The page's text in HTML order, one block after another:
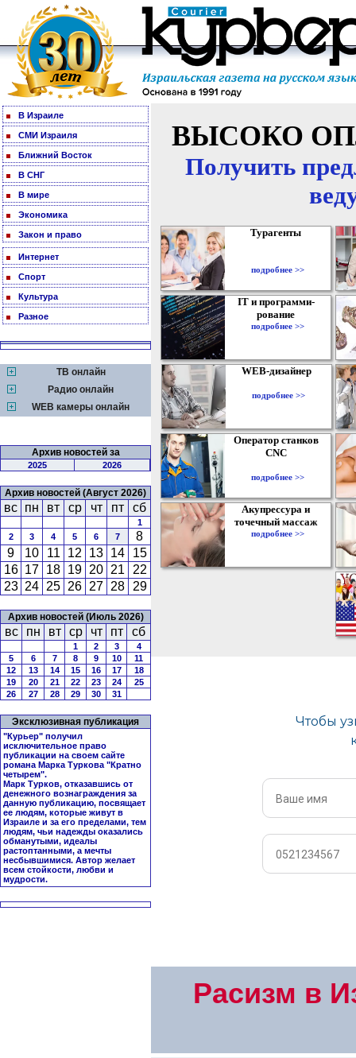
В Израиле
СМИ Израиля
Ближний Восток
В СНГ
В мире
Экономика
Закон и право
Интернет
Спорт
Культура
Разное
ТВ онлайн
Радио онлайн
WEB камеры онлайн
Архив новостей за
2025 2026
Архив новостей (Август 2026)
вс пн вт ср чт пт сб
1
2
3 4 5 6 7
8
9
10 11 12 13 14
15
16 17 18 19 20 21
22
23 24 25 26 27 28 29
Архив новостей (Июль 2026)
вс пн вт ср чт пт сб
1 2 3
4
5
6 7 8 9 10
11
12
13 14 15 16 17
18
19
20 21 22 23 24
25
26
27 28 29 30 31
Эксклюзивная публикация
"Курьер" получил
исключительное право
публикации на своем сайте
романа Марка Туркова "Кратно
четырем".
Марк Турков, отказавшись от
денежного вознаграждения за
данную публикацию, посвящает
ее людям, которые живут в
Израиле и за его пределами, тем
людям, чьи надежды оказались
обманутыми, идеалы
растоптанными, а мечты
несбывшимися. Автор желает
всем стойкости, любви и
мудрости.
ВЫСОКО
Получить
Турагенты
подробнее >>
IT и программи-
рование
подробнее >>
WEB-дизайнер
подробнее >>
Оператор станков
CNC
подробнее >>
Акупрессура и
точечный массаж
подробнее >>
Расизм в